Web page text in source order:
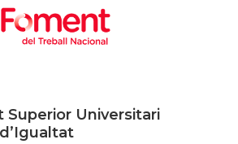
Superior Universitari